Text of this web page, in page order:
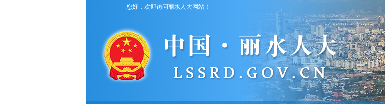
您好，欢迎访问丽水人大网站！